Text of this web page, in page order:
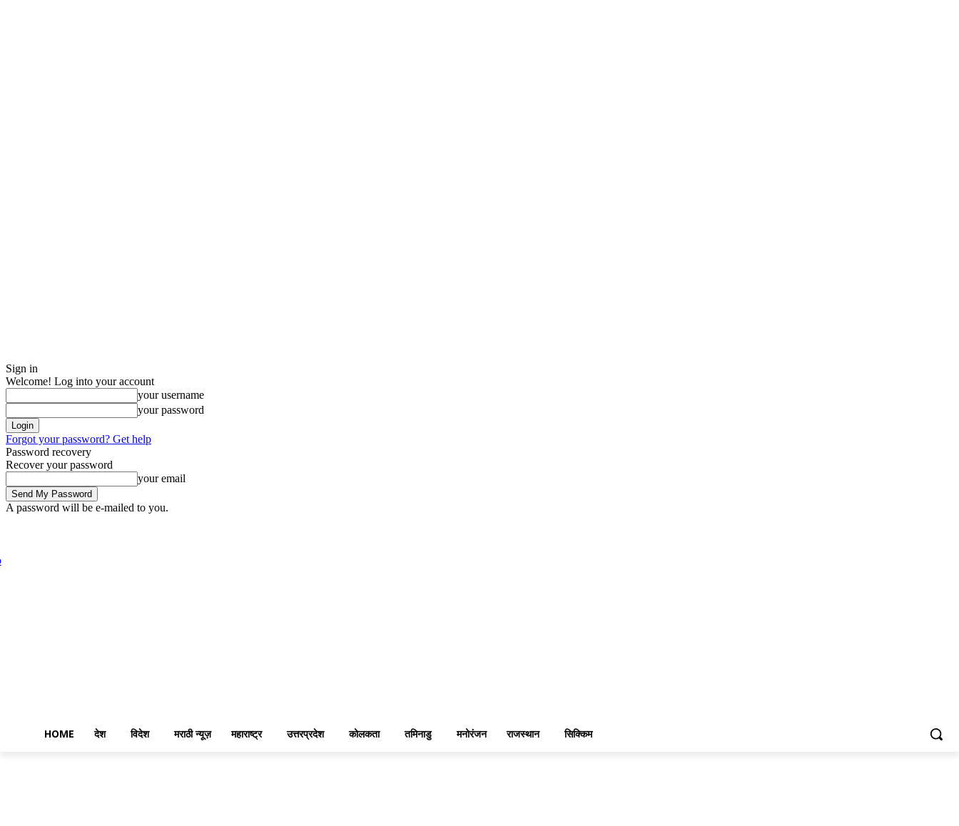
Sign in
Welcome! Log into your account
your username
your password
Forgot your password? Get help
Password recovery
Recover your password
your email
A password will be e-mailed to you.
HOME देश विदेश मराठी न्यूज़ महाराष्ट्र उत्तरप्रदेश कोलकता तमिनाडु मनोरंजन राजस्थान सिक्किम